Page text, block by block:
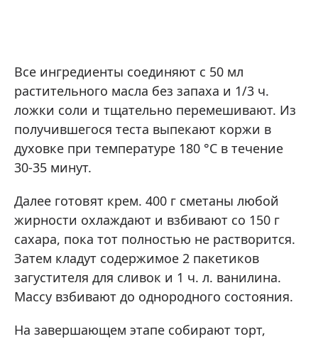
Все ингредиенты соединяют с 50 мл
растительного масла без запаха и 1/3 ч.
ложки соли и тщательно перемешивают. Из
получившегося теста выпекают коржи в
духовке при температуре 180 °C в течение
30-35 минут.
Далее готовят крем. 400 г сметаны любой
жирности охлаждают и взбивают со 150 г
сахара, пока тот полностью не растворится.
Затем кладут содержимое 2 пакетиков
загустителя для сливок и 1 ч. л. ванилина.
Массу взбивают до однородного состояния.
На завершающем этапе собирают торт,